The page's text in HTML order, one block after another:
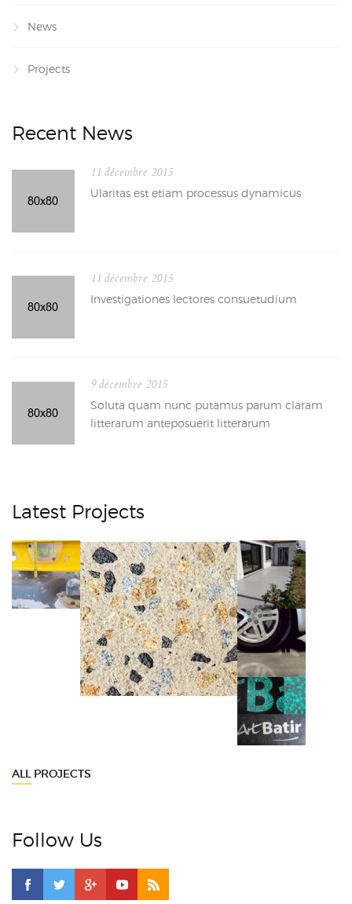
News
Projects
Recent News
11 décembre 2015
Ularitas est etiam processus dynamicus
11 décembre 2015
Investigationes lectores consuetudium
9 décembre 2015
Soluta quam nunc putamus parum claram
litterarum anteposuerit litterarum
Latest Projects
ALL PROJECTS
Follow Us